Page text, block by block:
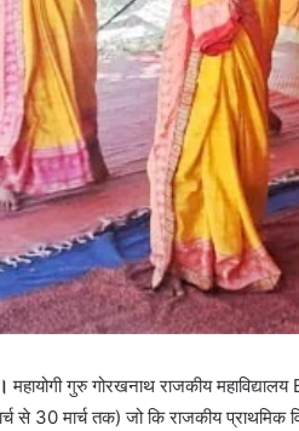
महायोगी गुरु गोरखनाथ राजकीय
से 30 मार्च तक) जो कि राजकीय